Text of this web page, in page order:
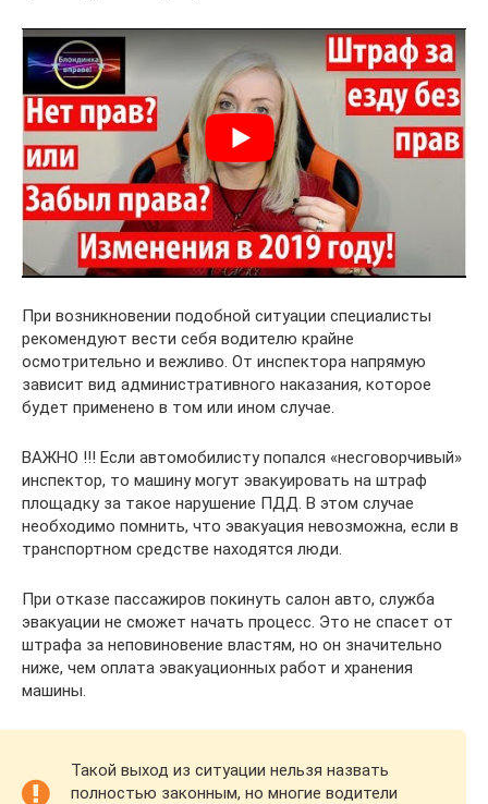
При возникновении подобной ситуации специалисты
рекомендуют вести себя водителю крайне
осмотрительно и вежливо. От инспектора напрямую
зависит вид административного наказания, которое
будет применено в том или ином случае.
ВАЖНО !!! Если автомобилисту попался «несговорчивый»
инспектор, то машину могут эвакуировать на штраф
площадку за такое нарушение ПДД. В этом случае
необходимо помнить, что эвакуация невозможна, если в
транспортном средстве находятся люди.
При отказе пассажиров покинуть салон авто, служба
эвакуации не сможет начать процесс. Это не спасет от
штрафа за неповиновение властям, но он значительно
ниже, чем оплата эвакуационных работ и хранения
машины.
Такой выход из ситуации нельзя назвать
полностью законным, но многие водители